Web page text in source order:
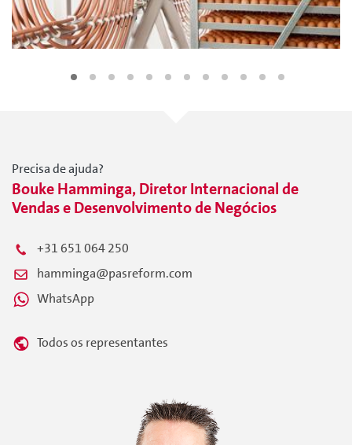
Precisa de ajuda?
Bouke Hamminga, Diretor Internacional de
Vendas e Desenvolvimento de Negócios
+31 651 064 250
hamminga@pasreform.com
WhatsApp
Todos os representantes